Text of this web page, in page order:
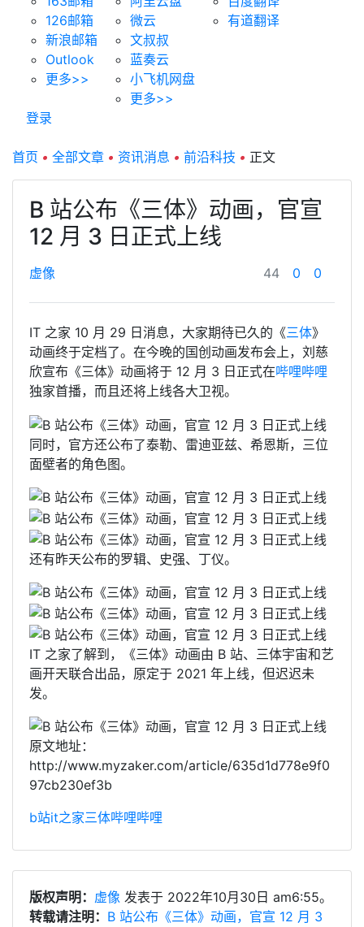
126邮箱
新浪邮箱
Outlook
更多>>
微云
文叔叔
蓝奏云
小飞机网盘
更多>>
有道翻译
登录
首页 • 全部文章 • 资讯消息 • 前沿科技 • 正文
B 站公布《三体》动画，官宣
12 月 3 日正式上线
虚像 44 0 0
IT 之家 10 月 29 日消息，大家期待已久的《三体》
动画终于定档了。在今晚的国创动画发布会上，刘慈
欣宣布《三体》动画将于 12 月 3 日正式在哔哩哔哩
独家首播，而且还将上线各大卫视。
同时，官方还公布了泰勒、雷迪亚兹、希恩斯，三位
面壁者的角色图。
还有昨天公布的罗辑、史强、丁仪。
IT 之家了解到，《三体》动画由 B 站、三体宇宙和艺
画开天联合出品，原定于 2021 年上线，但迟迟未
发。
原文地址：
http://www.myzaker.com/article/635d1d778e9f0
97cb230ef3b
b站it之家三体哔哩哔哩
版权声明： 虚像 发表于 2022年10月30日 am6:55。
转载请注明： B 站公布《三体》动画，官宣 12 月 3